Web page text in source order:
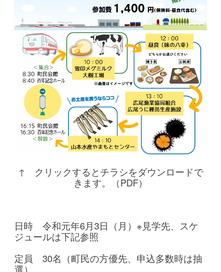
↑ クリックするとチラシをダウンロードで
きます。（PDF）
日時 令和元年6月3日（月）※見学先、スケ
ジュールは下記参照
定員 30名（町民の方優先、申込多数時は抽
選）